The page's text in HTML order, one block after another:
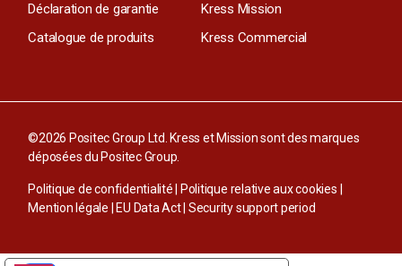
Déclaration de garantie
Catalogue de produits
Kress Mission
Kress Commercial
©2026 Positec Group Ltd. Kress et Mission sont des marques
déposées du Positec Group.
Politique de confidentialité Politique relative aux cookies
Mention légale
EU Data Act| Security support period